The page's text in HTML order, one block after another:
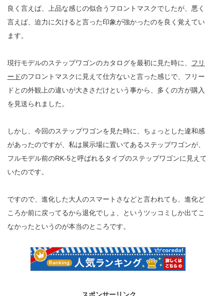
良く言えば、上品な感じの似合うフロントマスクでしたが、悪く
言えば、迫力に欠けると言った印象が強かったのを良く覚えてい
ます。
現行モデルのステップワゴンのカタログを最初に見た時に、 フリ
ードのフロントマスクに見えて仕方ないと言った感じで、フリー
ドとの外観上の違いが大きさだけという事から、多くの方が購入
を見送られました。
しかし、今回のステップワゴンを見た時に、ちょっとした違和感
があったのですが、私は展示場に置いてあるステップワゴンが、
フルモデル前のRK-5と呼ばれるタイプのステップワゴンに見えて
いたのです。
ですので、進化した大人のスマートさなどと言われても、進化ど
ころか前に戻ってるから退化でしょ、というツッコミしか出てこ
なかったというのが本当のところです。